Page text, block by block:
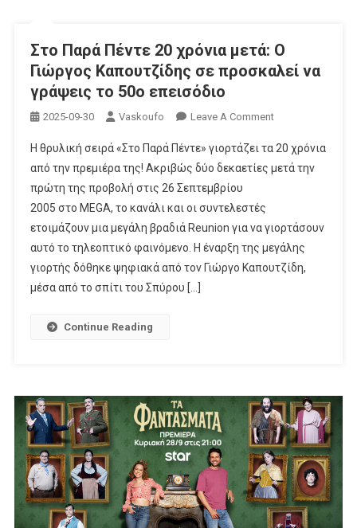
Στο Παρά Πέντε 20 χρόνια μετά: Ο
Γιώργος Καπουτζίδης σε προσκαλεί να
γράψεις το 50ο επεισόδιο
2025-09-30 Vaskoufo Leave A CommentOn
Παρά
Πέντε
Μετά:
Ο
Γιώργος
Επεισόδιο
Η θρυλική σειρά «Στο Παρά Πέντε» γιορτάζει τα 20 χρόνια
από την πρεμιέρα της! Ακριβώς δύο δεκαετίες μετά την
πρώτη της προβολή στις 26 Σεπτεμβρίου
2005 στο MEGA, το κανάλι και οι συντελεστές
ετοιμάζουν μια μεγάλη βραδιά Reunion για να γιορτάσουν
αυτό το τηλεοπτικό φαινόμενο. Η έναρξη της μεγάλης
γιορτής δόθηκε ψηφιακά από τον Γιώργο Καπουτζίδη,
μέσα από το σπίτι του Σπύρου […]
Continue Reading